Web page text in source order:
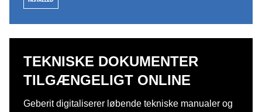
TEKNISKE DOKUMENTER
TILGÆNGELIGT ONLINE
Geberit digitaliserer løbende tekniske manualer og